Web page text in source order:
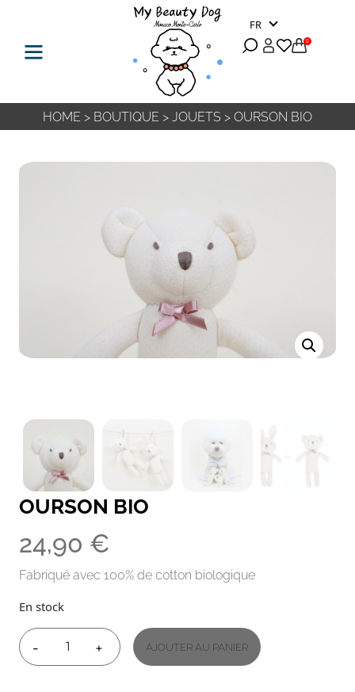
0
FR
HOME > BOUTIQUE > JOUETS > OURSON BIO
OURSON BIO
24,90 €
Fabriqué avec 100% de cotton biologique
En stock
-
QUANTITÉ
DE
+ AJOUTER AU PANIER